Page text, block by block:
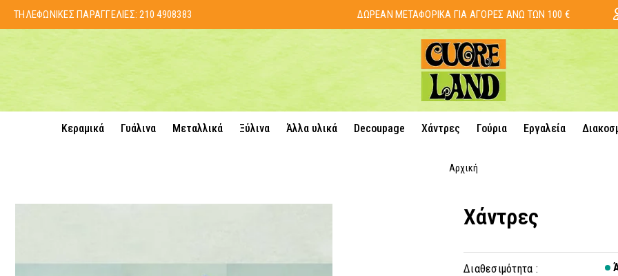
ΤΗΛΕΦΩΝΙΚΕΣ ΠΑΡΑΓΓΕΛΙΕΣ:210 4908383 ΔΩΡΕΑΝ ΜΕΤΑΦΟΡΙΚΑ ΓΙΑ ΑΓΟΡΕΣ ΑΝΩ ΤΩΝ 100 €
Κεραμικά Γυάλινα Μεταλλικά Ξύλινα Άλλα υλικά Decoupage Χάντρες Γούρια Εργαλεία
Αρχική
Χάντρες
Διαθεσιμότητα :